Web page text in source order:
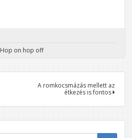
Hop on hop off
A romkocsmázás mellett az
étkezés is fontos